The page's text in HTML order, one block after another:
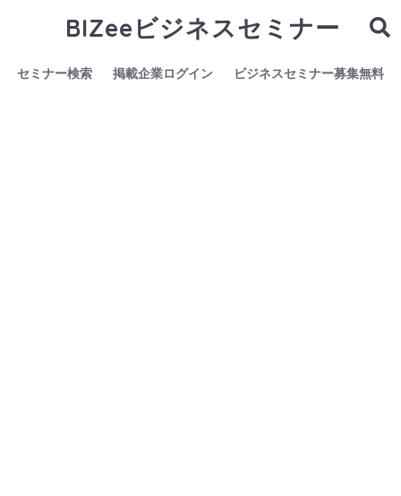
BIZeeビジネスセミナー
セミナー検索 掲載企業ログイン ビジネスセミナー募集無料